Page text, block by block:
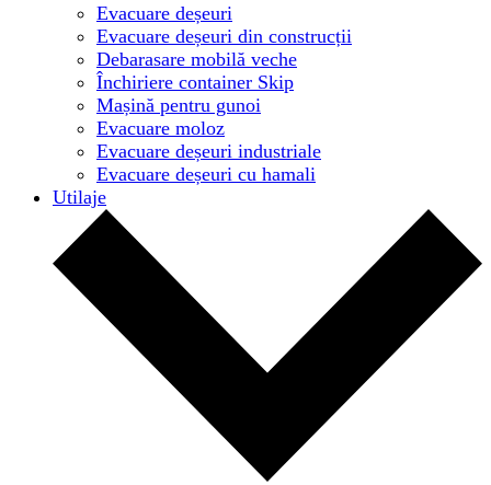
Evacuare deșeuri
Evacuare deșeuri din construcții
Debarasare mobilă veche
Închiriere container Skip
Mașină pentru gunoi
Evacuare moloz
Evacuare deșeuri industriale
Evacuare deșeuri cu hamali
Utilaje